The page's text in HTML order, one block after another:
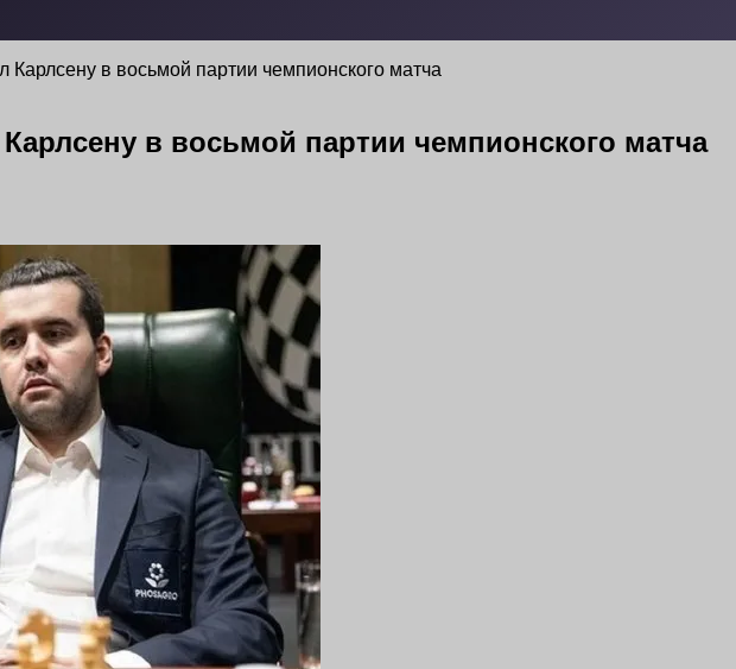
в восьмой партии чемпионского матча
в восьмой партии чемпионского матча